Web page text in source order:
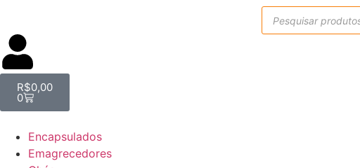
R$0,00
0
Encapsulados
Emagrecedores